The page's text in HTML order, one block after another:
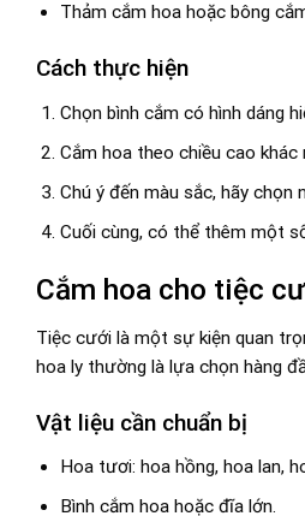
Thảm cắm hoa hoặc bông
Cách thực hiện
Chọn bình cắm có hình dáng
Cắm hoa theo chiều cao
Chú ý đến màu sắc, hãy
Cuối cùng, có thể thêm một
Cắm hoa cho tiệc
Tiệc cưới là một sự kiện quan
hoa ly thường là lựa chọn hàng
Vật liệu cần chuẩn bị
Hoa tươi: hoa hồng, hoa lan,
Bình cắm hoa hoặc đĩa lớn.